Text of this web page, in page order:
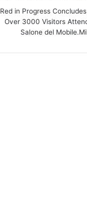
Red in Progress
Over 3000 Visitors
Salone del